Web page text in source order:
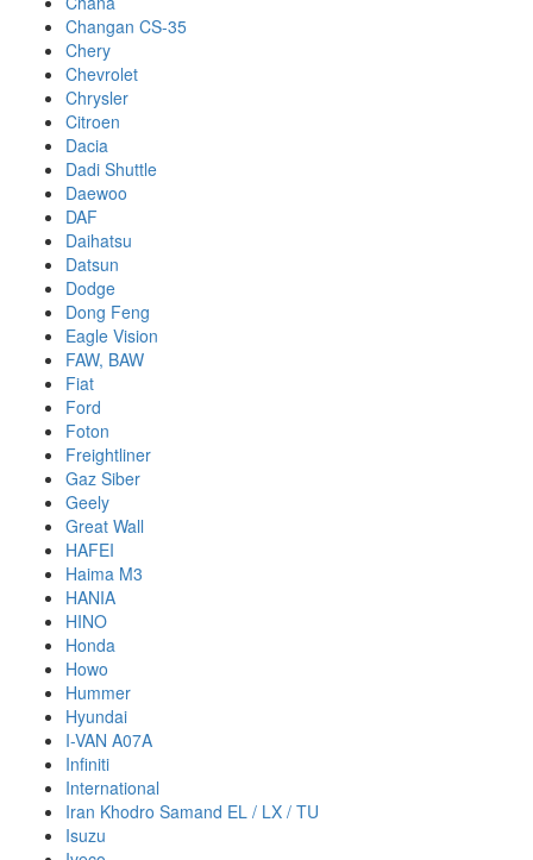
Changan CS-35
Chery
Chevrolet
Chrysler
Citroen
Dacia
Dadi Shuttle
Daewoo
DAF
Daihatsu
Datsun
Dodge
Dong Feng
Eagle Vision
FAW, BAW
Fiat
Ford
Foton
Freightliner
Gaz Siber
Geely
Great Wall
HAFEI
Haima M3
HANIA
HINO
Honda
Howo
Hummer
Hyundai
I-VAN A07A
Infiniti
International
Iran Khodro Samand EL / LX / TU
Isuzu